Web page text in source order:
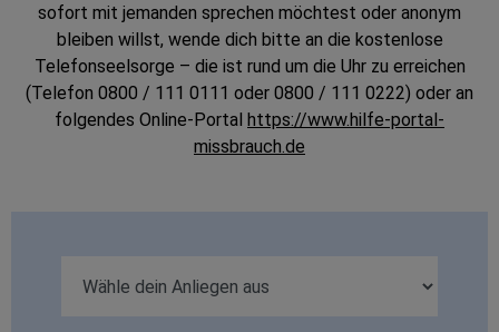
sofort mit jemanden sprechen möchtest oder anonym
bleiben willst, wende dich bitte an die kostenlose
Telefonseelsorge – die ist rund um die Uhr zu erreichen
(Telefon 0800 / 111 0111 oder 0800 / 111 0222) oder an
folgendes Online-Portal https://www.hilfe-portal-
missbrauch.de